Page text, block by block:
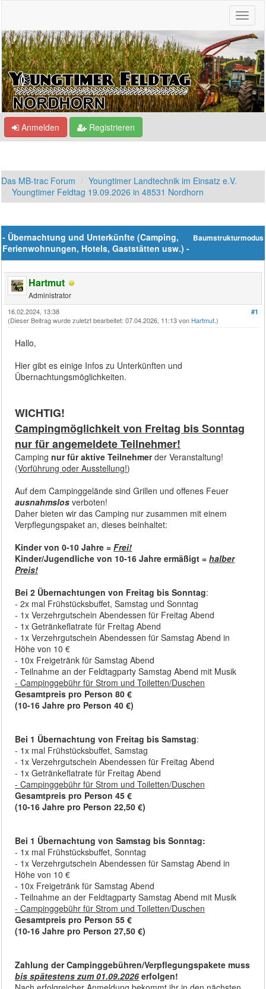
Anmelden Registrieren
Das MB-trac Forum
Youngtimer Landtechnik im Einsatz e.V.
Youngtimer Feldtag 19.09.2026 in 48531 Nordhorn
Baumstrukturmodus
- Übernachtung und Unterkünfte (Camping,
Ferienwohnungen, Hotels, Gaststätten usw.) -
Hartmut
Administrator
#1
16.02.2024, 13:38
(Dieser Beitrag wurde zuletzt bearbeitet: 07.04.2026, 11:13 von Hartmut.)
Hallo,
Hier gibt es einige Infos zu Unterkünften und
Übernachtungsmöglichkeiten.
WICHTIG!
Campingmöglichkeit von Freitag bis Sonntag
nur für angemeldete Teilnehmer!
Campingnur für aktive Teilnehmerder Veranstaltung!
(Vorführung oder Ausstellung!)
Auf dem Campinggelände sind Grillen und offenes Feuer
ausnahmslos verboten!
Daher bieten wir das Camping nur zusammen mit einem
Verpflegungspaket an, dieses beinhaltet:
Kinder von 0-10 Jahre =Frei!
Kinder/Jugendliche von 10-16 Jahre ermäßigt =halber
Preis!
Bei 2 Übernachtungen von Freitag bis Sonntag:
- 2x mal Frühstücksbuffet, Samstag und Sonntag
- 1x Verzehrgutschein Abendessen für Freitag Abend
- 1x Getränkeflatrate für Freitag Abend
- 1x Verzehrgutschein Abendessen für Samstag Abend in
Höhe von 10 €
- 10x Freigetränk für Samstag Abend
- Teilnahme an der Feldtagparty Samstag Abend mit Musik
- Campinggebühr für Strom und Toiletten/Duschen
Gesamtpreis pro Person 80 €
(10-16 Jahre pro Person 40 €)
Bei 1 Übernachtung von Freitag bis Samstag:
- 1x mal Frühstücksbuffet, Samstag
- 1x Verzehrgutschein Abendessen für Freitag Abend
- 1x Getränkeflatrate für Freitag Abend
- Campinggebühr für Strom und Toiletten/Duschen
Gesamtpreis pro Person 45 €
(10-16 Jahre pro Person 22,50 €)
Bei 1 Übernachtung von Samstag bis Sonntag:
- 1x mal Frühstücksbuffet, Sonntag
- 1x Verzehrgutschein Abendessen für Samstag Abend in
Höhe von 10 €
- 10x Freigetränk für Samstag Abend
- Teilnahme an der Feldtagparty Samstag Abend mit Musik
- Campinggebühr für Strom und Toiletten/Duschen
Gesamtpreis pro Person 55 €
(10-16 Jahre pro Person 27,50 €)
Zahlung der Campinggebühren/Verpflegungspakete muss
bis spätestens zum 01.09.2026 erfolgen!